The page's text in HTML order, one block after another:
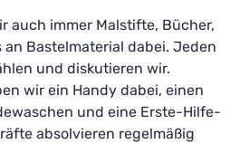
auch immer Malstifte, Bücher,
an Bastelmaterial dabei. Jeden
und diskutieren wir.
wir ein Handy dabei, einen
und eine Erste-Hilfe-
absolvieren regelmäßig